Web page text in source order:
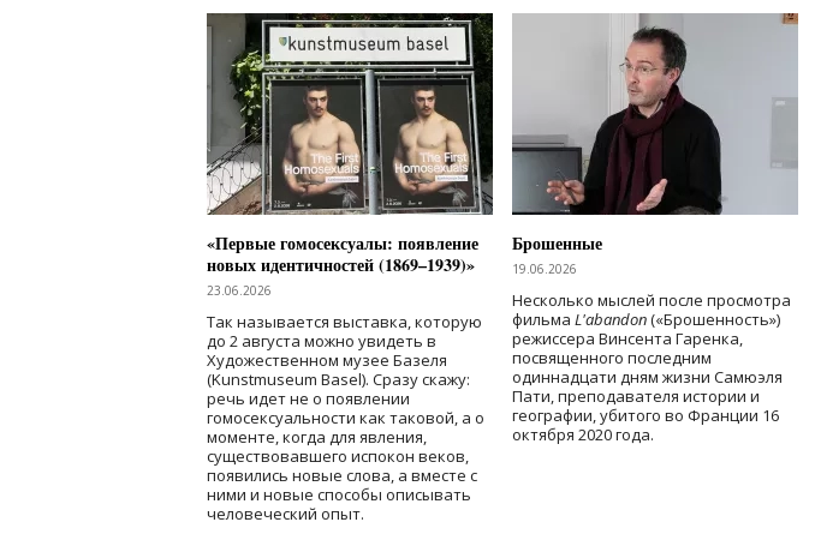
«Первые гомосексуалы: появление
новых идентичностей (1869–1939)»
23.06.2026
Так называется выставка, которую
до 2 августа можно увидеть в
Художественном музее Базеля
(Kunstmuseum Basel). Сразу скажу:
речь идет не о появлении
гомосексуальности как таковой, а о
моменте, когда для явления,
существовавшего испокон веков,
появились новые слова, а вместе с
ними и новые способы описывать
человеческий опыт.
Брошенные
19.06.2026
Несколько мыслей после просмотра
фильма L'abandon(«Брошенность»)
режиссера Винсента Гаренка,
посвященного последним
одиннадцати дням жизни Самюэля
Пати, преподавателя истории и
географии, убитого во Франции 16
октября 2020 года.